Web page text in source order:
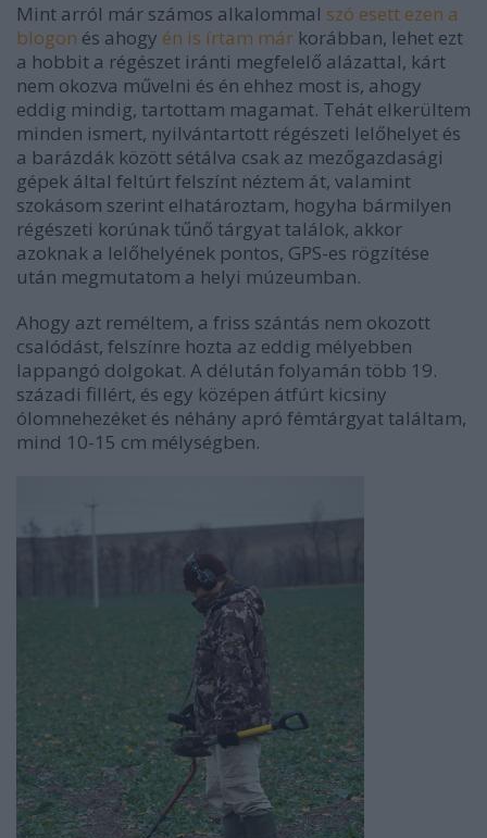
Mint arról már számos alkalommal szó esett ezen a
blogon és ahogy én is írtam már korábban, lehet ezt
a hobbit a régészet iránti megfelelő alázattal, kárt
nem okozva művelni és én ehhez most is, ahogy
eddig mindig, tartottam magamat. Tehát elkerültem
minden ismert, nyilvántartott régészeti lelőhelyet és
a barázdák között sétálva csak az mezőgazdasági
gépek által feltúrt felszínt néztem át, valamint
szokásom szerint elhatároztam, hogyha bármilyen
régészeti korúnak tűnő tárgyat találok, akkor
azoknak a lelőhelyének pontos, GPS-es rögzítése
után megmutatom a helyi múzeumban.
Ahogy azt reméltem, a friss szántás nem okozott
csalódást, felszínre hozta az eddig mélyebben
lappangó dolgokat. A délután folyamán több 19.
századi fillért, és egy középen átfúrt kicsiny
ólomnehezéket és néhány apró fémtárgyat találtam,
mind 10-15 cm mélységben.